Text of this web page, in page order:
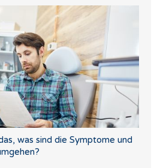
was sind die Symptome und